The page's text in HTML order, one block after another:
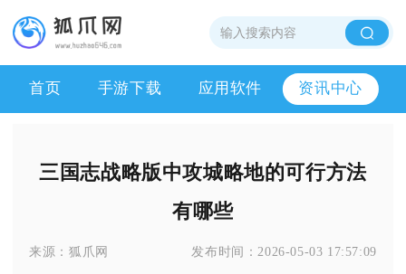
首页 手游下载 应用软件 资讯中心
三国志战略版中攻城略地的可行方法
有哪些
来源：狐爪网 发布时间：2026-05-03 17:57:09